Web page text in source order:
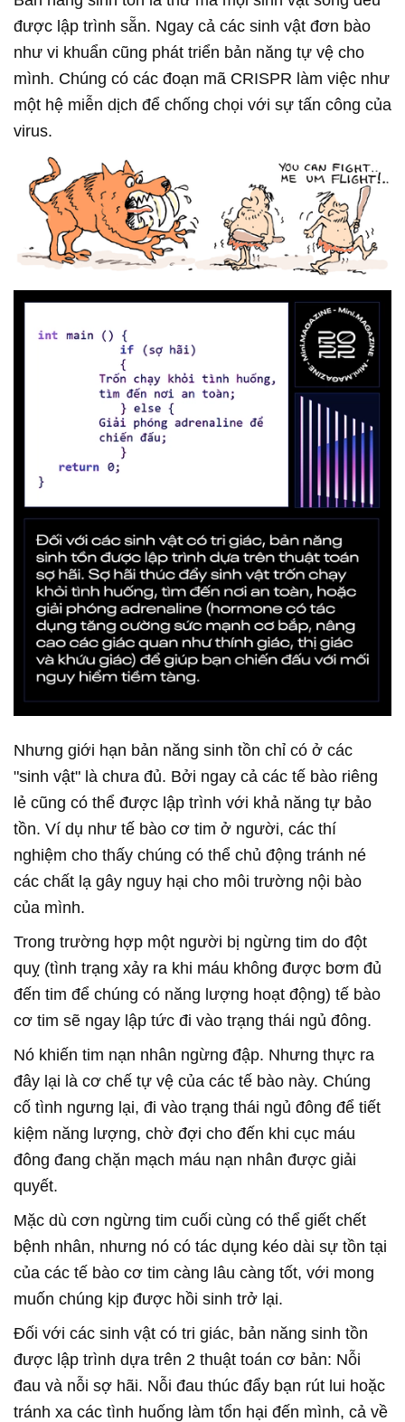
được lập trình sẵn. Ngay cả các sinh vật đơn bào
như vi khuẩn cũng phát triển bản năng tự vệ cho
mình. Chúng có các đoạn mã CRISPR làm việc như
một hệ miễn dịch để chống chọi với sự tấn công của
virus.
Nhưng giới hạn bản năng sinh tồn chỉ có ở các
"sinh vật" là chưa đủ. Bởi ngay cả các tế bào riêng
lẻ cũng có thể được lập trình với khả năng tự bảo
tồn. Ví dụ như tế bào cơ tim ở người, các thí
nghiệm cho thấy chúng có thể chủ động tránh né
các chất lạ gây nguy hại cho môi trường nội bào
của mình.
Trong trường hợp một người bị ngừng tim do đột
quỵ (tình trạng xảy ra khi máu không được bơm đủ
đến tim để chúng có năng lượng hoạt động) tế bào
cơ tim sẽ ngay lập tức đi vào trạng thái ngủ đông.
Nó khiến tim nạn nhân ngừng đập. Nhưng thực ra
đây lại là cơ chế tự vệ của các tế bào này. Chúng
cố tình ngưng lại, đi vào trạng thái ngủ đông để tiết
kiệm năng lượng, chờ đợi cho đến khi cục máu
đông đang chặn mạch máu nạn nhân được giải
quyết.
Mặc dù cơn ngừng tim cuối cùng có thể giết chết
bệnh nhân, nhưng nó có tác dụng kéo dài sự tồn tại
của các tế bào cơ tim càng lâu càng tốt, với mong
muốn chúng kịp được hồi sinh trở lại.
Đối với các sinh vật có tri giác, bản năng sinh tồn
được lập trình dựa trên 2 thuật toán cơ bản: Nỗi
đau và nỗi sợ hãi. Nỗi đau thúc đẩy bạn rút lui hoặc
tránh xa các tình huống làm tổn hại đến mình, cả về